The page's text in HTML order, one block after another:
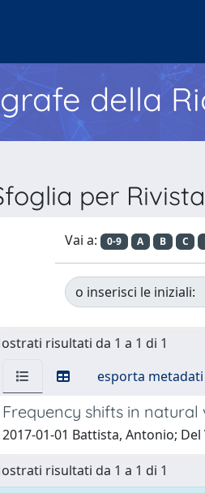
della
per
Vai a: 0-9 A B C
o inserisci le iniziali:
risultati da 1 a 1 di 1
esporta metadati
Frequency shifts in
2017-01-01 Battista, Antonio;
risultati da 1 a 1 di 1